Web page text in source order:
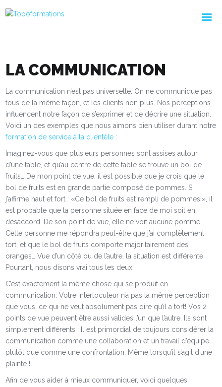
LA COMMUNICATION
La communication n’est pas universelle. On ne communique pas
tous de la même façon, et les clients non plus. Nos perceptions
influencent notre façon de s’exprimer et de décrire une situation.
Voici un des exemples que nous aimons bien utiliser durant notre
formation de service à la clientèle :
Imaginez-vous que plusieurs personnes sont assises autour
d’une table, et qu’au centre de cette table se trouve un bol de
fruits… De mon point de vue, il est possible que je crois que le
bol de fruits est en grande partie composé de pommes. Si
j’affirme haut et fort : «Ce bol de fruits est rempli de pommes!», il
est probable que la personne située en face de moi soit en
désaccord. De son point de vue, elle ne voit aucune pomme.
Cette personne me répondra peut-être que j’ai complètement
tort, et que le bol de fruits comporte majoritairement des
oranges… Vue d’un côté ou de l’autre, la situation est différente.
Pourtant, nous disons vrai tous les deux!
C’est exactement la même chose qui se produit en
communication. Votre interlocuteur n’a pas la même perception
que vous, ce qui ne veut absolument pas dire qu’il a tort! Vos 2
points de vue peuvent être aussi valides l’un que l’autre. Ils sont
simplement différents… Il est primordial de toujours considérer la
communication comme une collaboration et un travail d’équipe
plutôt que comme une confrontation. Même lorsqu’il s’agit d’une
plainte !
Afin de vous aider à mieux communiquer, voici quelques